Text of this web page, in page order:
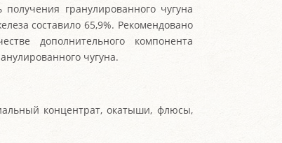
гранулированного чугуна
составило 65,9%. Рекомендовано
дополнительного компонента
чугуна.
концентрат, окатыши, флюсы,